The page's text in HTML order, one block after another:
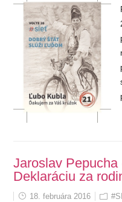
Jaroslav
Deklaráciu za
18. februára 2016